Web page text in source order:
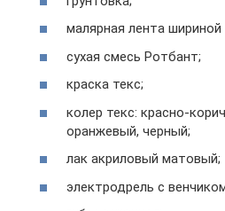
малярная лента шириной
сухая смесь Ротбант;
краска текс;
колер текс: красно-
оранжевый, черный;
лак акриловый матовый;
электродрель с